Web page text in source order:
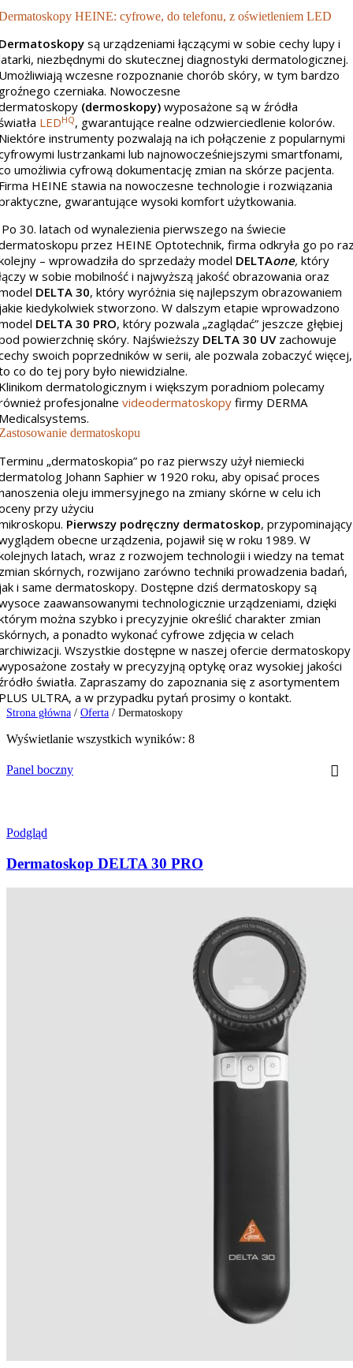
HEINE: cyfrowe, do telefonu, z oświetleniem LED
są urządzeniami łączącymi w sobie cechy lupy i
niezbędnymi do skutecznej diagnostyki dermatologicznej.
wczesne rozpoznanie chorób skóry, w tym bardzo
czerniaka. Nowoczesne
(dermoskopy) wyposażone są w źródła
LEDHQ, gwarantujące realne odzwierciedlenie kolorów.
instrumenty pozwalają na ich połączenie z popularnymi
lustrzankami lub najnowocześniejszymi smartfonami,
umożliwia cyfrową dokumentację zmian na skórze pacjenta.
HEINE stawia na nowoczesne technologie i rozwiązania
gwarantujące wysoki komfort użytkowania.
30. latach od wynalezienia pierwszego na świecie
przez HEINE Optotechnik, firma odkryła go po
– wprowadziła do sprzedaży model DELTAone, który
w sobie mobilność i najwyższą jakość obrazowania oraz
DELTA 30, który wyróżnia się najlepszym obrazowaniem
kiedykolwiek stworzono. W dalszym etapie wprowadzono
DELTA 30 PRO, który pozwala „zaglądać” jeszcze głębiej
powierzchnię skóry. Najświeższy DELTA 30 UVzachowuje
swoich poprzedników w serii, ale pozwala zobaczyć więcej,
co do tej pory było niewidzialne.
dermatologicznym i większym poradniom polecamy
profesjonalne videodermatoskopy firmy DERMA
dermatoskopu
„dermatoskopia” po raz pierwszy użył niemiecki
Johann Saphier w 1920 roku, aby opisać proces
oleju immersyjnego na zmiany skórne w celu ich
przy użyciu
Pierwszy podręczny dermatoskop, przypominający
obecne urządzenia, pojawił się w roku 1989. W
latach, wraz z rozwojem technologii i wiedzy na temat
skórnych, rozwijano zarówno techniki prowadzenia badań,
i same dermatoskopy. Dostępne dziś dermatoskopy są
zaawansowanymi technologicznie urządzeniami, dzięki
można szybko i precyzyjnie określić charakter zmian
a ponadto wykonać cyfrowe zdjęcia w celach
Wszystkie dostępne w naszej ofercie dermatoskopy
zostały w precyzyjną optykę oraz wysokiej jakości
światła. Zapraszamy do zapoznania się z asortymentem
ULTRA, a w przypadku pytań prosimy o kontakt.
Strona główna / Oferta / Dermatoskopy
Wyświetlanie wszystkich wyników: 8
Panel boczny
Podgląd
Dermatoskop DELTA 30 PRO